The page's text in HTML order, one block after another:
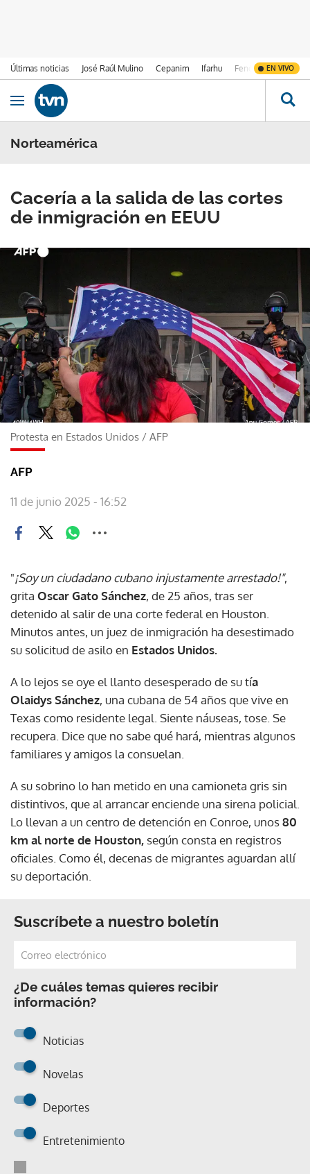
Últimas noticias José Raúl Mulino Cepanim Ifarhu Fenómeno de El
EN VIVO
Ir al contenido
Obrir navegació
Norteamérica
Cacería a la salida de las cortes
de inmigración en EEUU
Protesta en Estados Unidos / AFP
AFP
11 de junio 2025 - 16:52
"¡Soy un ciudadano cubano injustamente arrestado!",
grita Oscar Gato Sánchez, de 25 años, tras ser
detenido al salir de una corte federal en Houston.
Minutos antes, un juez de inmigración ha desestimado
su solicitud de asilo en Estados Unidos.
A lo lejos se oye el llanto desesperado de su tía
Olaidys Sánchez, una cubana de 54 años que vive en
Texas como residente legal. Siente náuseas, tose. Se
recupera. Dice que no sabe qué hará, mientras algunos
familiares y amigos la consuelan.
A su sobrino lo han metido en una camioneta gris sin
distintivos, que al arrancar enciende una sirena policial.
Lo llevan a un centro de detención en Conroe, unos80
km al norte de Houston, según consta en registros
oficiales. Como él, decenas de migrantes aguardan allí
su deportación.
Suscríbete a nuestro boletín
¿De cuáles temas quieres recibir
información?
Noticias
Novelas
Deportes
Entretenimiento